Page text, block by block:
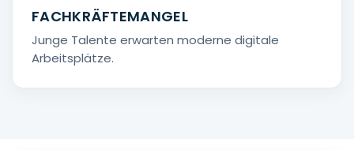
FACHKRÄFTEMANGEL
Junge Talente erwarten moderne digitale
Arbeitsplätze.